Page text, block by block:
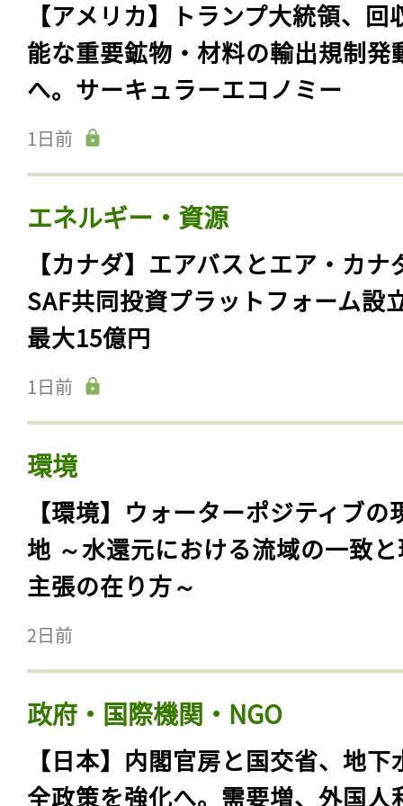
【アメリカ】トランプ大統領、回
能な重要鉱物・材料の輸出規制発
へ。サーキュラーエコノミー
1日前
エネルギー・資源
【カナダ】エアバスとエア・カナ
SAF共同投資プラットフォーム設
最大15億円
1日前
環境
【環境】ウォーターポジティブの
地 ～水還元における流域の一致
主張の在り方～
2日前
政府・国際機関・NGO
【日本】内閣官房と国交省、地下
全政策を強化へ。需要増、外国人